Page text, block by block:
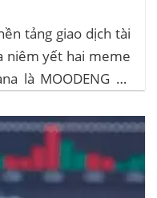
tảng giao dịch tài
niêm yết hai meme
là MOODENG và
tăng hơn...